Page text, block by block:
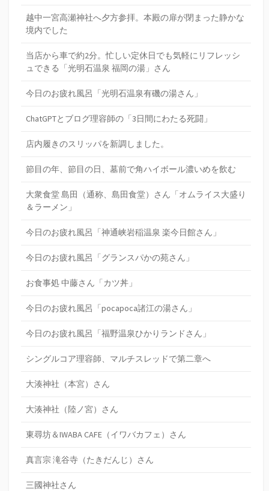
越中一宮高瀬神社へ夕方参拝。本殿の扉が閉まった静かな
境内でした
当店から車で約2分。忙しい定休日でも気軽にリフレッシ
ュできる「光明石温泉 福岡の湯」さん
今日のお疲れ風呂「光明石温泉有磯の湯さん」
ChatGPTとブログ理容師の「3日間にわたる死闘」
店内履きのスリッパを新調しました。
節目の年、節目の日、墓前で角ハイボール濃いめを飲む
大衆食堂 島田（通称、島田食堂）さん「オムライス大盛り
＆ラーメン」
今日のお疲れ風呂「神通峡岩稲温泉 楽今日館さん」
今日のお疲れ風呂「グランスパかの苑さん」
お食事処 中藤さん「カツ丼」
今日のお疲れ風呂「pocapoca諸江の湯さん」
今日のお疲れ風呂「福野温泉ひかりランドさん」
シングルコア理容師、マルチスレッドで第二章へ
大湊神社（本宮）さん
大湊神社（陸ノ宮）さん
東尋坊＆IWABA CAFE（イワバカフェ）さん
真言宗 滝谷寺（たきだんじ）さん
三國神社さん